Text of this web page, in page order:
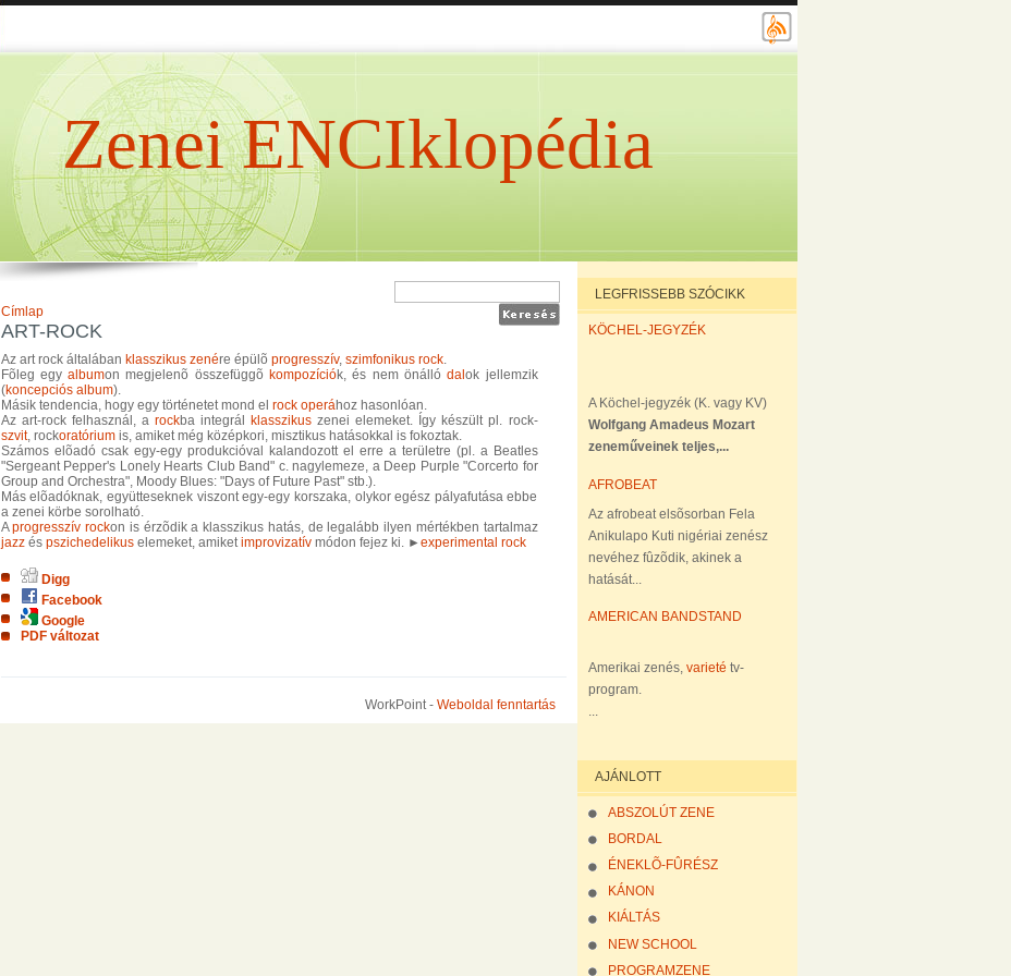
Zenei ENCIklopédia
Címlap
ART-ROCK
Az art rock általában klasszikus zenére épülõ progresszív, szimfonikus rock.
Fõleg egyalbumon megjelenõ összefüggõ kompozíciók, és nem önállódalok jellemzik
(koncepciós album).
Másik tendencia, hogy egy történetet mond el rock operához hasonlóan.
Az art-rock felhasznál, a rockba integrál klasszikus zenei elemeket. Így készült pl. rock-
szvit, rockoratóriumis, amiket még középkori, misztikus hatásokkal is fokoztak.
Számos elõadó csak egy-egy produkcióval kalandozott el erre a területre (pl. a Beatles
"Sergeant Pepper's Lonely Hearts Club Band" c. nagylemeze, a Deep Purple "Corcerto for
Group and Orchestra", Moody Blues: "Days of Future Past" stb.).
Más elõadóknak, együtteseknek viszont egy-egy korszaka, olykor egész pályafutása ebbe
a zenei körbe sorolható.
Aprogresszív rockon is érzõdik a klasszikus hatás, de legalább ilyen mértékben tartalmaz
jazzés pszichedelikuselemeket, amiketimprovizatívmódon fejez ki. ► experimental rock
Digg
Facebook
Google
PDF változat
WorkPoint - Weboldal fenntartás
LEGFRISSEBB SZÓCIKK
KÖCHEL-JEGYZÉK
A Köchel-jegyzék (K. vagy KV)
Wolfgang Amadeus Mozart
zeneműveinek teljes,...
AFROBEAT
Az afrobeat elsõsorban Fela
Anikulapo Kuti nigériai zenész
nevéhez fûzõdik, akinek a
hatását...
AMERICAN BANDSTAND
Amerikai zenés, varieté tv-
program.
...
AJÁNLOTT
ABSZOLÚT ZENE
BORDAL
ÉNEKLÕ-FÛRÉSZ
KÁNON
KIÁLTÁS
NEW SCHOOL
PROGRAMZENE